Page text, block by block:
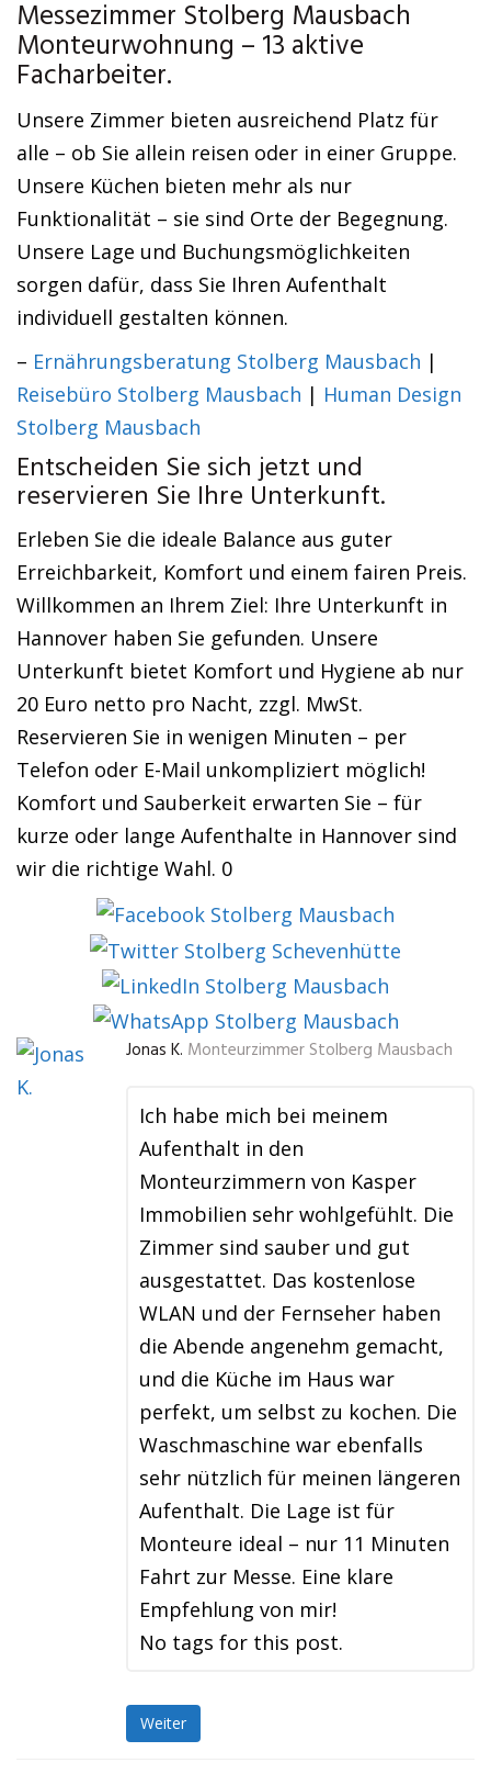
Messezimmer Stolberg Mausbach
Monteurwohnung – 13 aktive
Facharbeiter.
Unsere Zimmer bieten ausreichend Platz für
alle – ob Sie allein reisen oder in einer Gruppe.
Unsere Küchen bieten mehr als nur
Funktionalität – sie sind Orte der Begegnung.
Unsere Lage und Buchungsmöglichkeiten
sorgen dafür, dass Sie Ihren Aufenthalt
individuell gestalten können.
– Ernährungsberatung Stolberg Mausbach |
Reisebüro Stolberg Mausbach | Human Design
Stolberg Mausbach
Entscheiden Sie sich jetzt und
reservieren Sie Ihre Unterkunft.
Erleben Sie die ideale Balance aus guter
Erreichbarkeit, Komfort und einem fairen Preis.
Willkommen an Ihrem Ziel: Ihre Unterkunft in
Hannover haben Sie gefunden. Unsere
Unterkunft bietet Komfort und Hygiene ab nur
20 Euro netto pro Nacht, zzgl. MwSt.
Reservieren Sie in wenigen Minuten – per
Telefon oder E-Mail unkompliziert möglich!
Komfort und Sauberkeit erwarten Sie – für
kurze oder lange Aufenthalte in Hannover sind
wir die richtige Wahl. 0
Jonas K. Monteurzimmer Stolberg Mausbach
Ich habe mich bei meinem
Aufenthalt in den
Monteurzimmern von Kasper
Immobilien sehr wohlgefühlt. Die
Zimmer sind sauber und gut
ausgestattet. Das kostenlose
WLAN und der Fernseher haben
die Abende angenehm gemacht,
und die Küche im Haus war
perfekt, um selbst zu kochen. Die
Waschmaschine war ebenfalls
sehr nützlich für meinen längeren
Aufenthalt. Die Lage ist für
Monteure ideal – nur 11 Minuten
Fahrt zur Messe. Eine klare
Empfehlung von mir!
No tags for this post.
Weiter